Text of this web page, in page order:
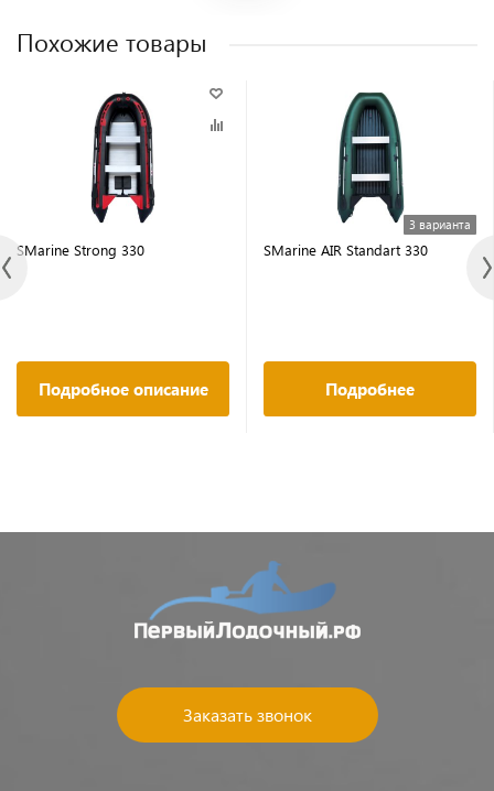
Похожие товары
SMarine Strong 330
Подробное описание
3 варианта
SMarine AIR Standart 330
Подробнее
Заказать звонок